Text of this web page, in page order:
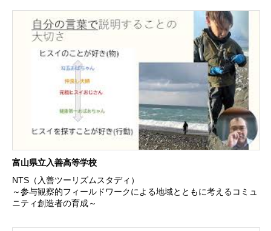
富山県立入善高等学校
NTS（入善ツーリズムスタディ）
～参与観察的フィールドワークによる地域とともに考えるコミュ
ニティ創造者の育成～